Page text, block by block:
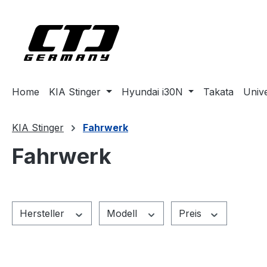
Home KIA Stinger Hyundai i30N Takata
KIA Stinger Fahrwerk
Fahrwerk
Hersteller Modell Preis